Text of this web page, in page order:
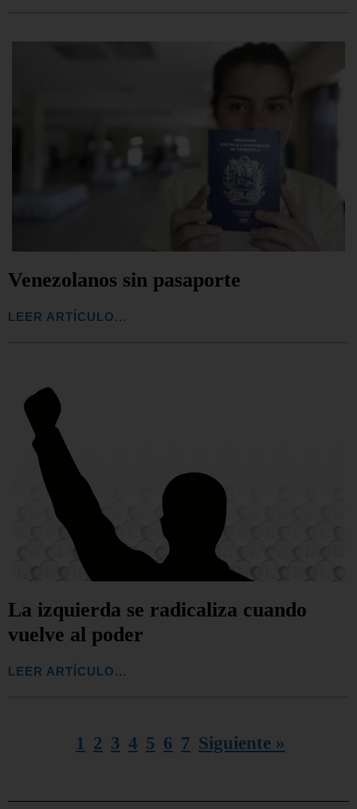
Venezolanos sin pasaporte
LEER ARTÍCULO...
La izquierda se radicaliza cuando
vuelve al poder
LEER ARTÍCULO...
1 2 3 4 5 6 7 Siguiente »